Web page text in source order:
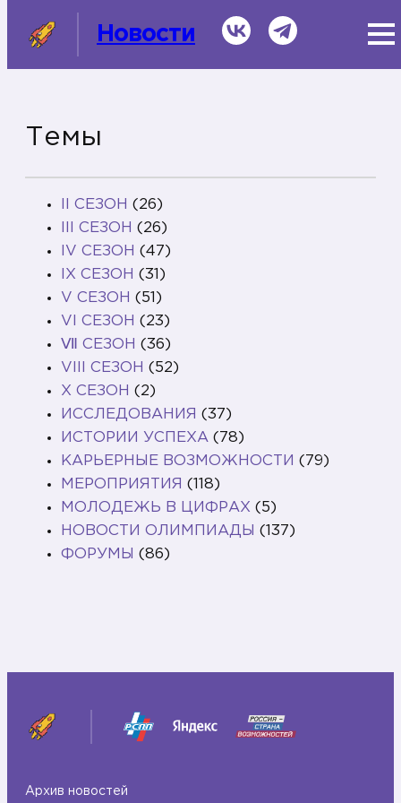
Новости ВКонтактеTelegram
Информационная справка
Темы
II СЕЗОН (26)
III СЕЗОН (26)
IV СЕЗОН (47)
IX СЕЗОН (31)
V СЕЗОН (51)
VI СЕЗОН (23)
Ⅶ СЕЗОН (36)
VIII СЕЗОН (52)
X СЕЗОН (2)
ИССЛЕДОВАНИЯ (37)
ИСТОРИИ УСПЕХА (78)
КАРЬЕРНЫЕ ВОЗМОЖНОСТИ (79)
МЕРОПРИЯТИЯ (118)
МОЛОДЕЖЬ В ЦИФРАХ (5)
НОВОСТИ ОЛИМПИАДЫ (137)
ФОРУМЫ (86)
Архив новостей